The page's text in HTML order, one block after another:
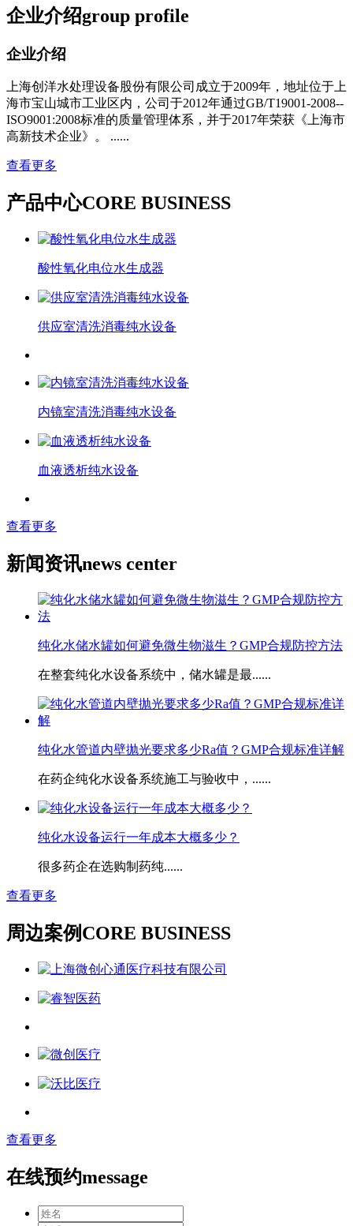
企业介绍group profile
企业介绍
上海创洋水处理设备股份有限公司成立于2009年，地址位于上
海市宝山城市工业区内，公司于2012年通过GB/T19001-2008--
ISO9001:2008标准的质量管理体系，并于2017年荣获《上海市
高新技术企业》。 ......
查看更多
产品中心CORE BUSINESS
酸性氧化电位水生成器
供应室清洗消毒纯水设备
内镜室清洗消毒纯水设备
血液透析纯水设备
查看更多
新闻资讯news center
纯化水储水罐如何避免微生物滋生？GMP合规防控方法
在整套纯化水设备系统中，储水罐是最......
​纯化水管道内壁抛光要求多少Ra值？GMP合规标准详解
在药企纯化水设备系统施工与验收中，......
​纯化水设备运行一年成本大概多少？
很多药企在选购制药纯......
查看更多
周边案例CORE BUSINESS
查看更多
在线预约message